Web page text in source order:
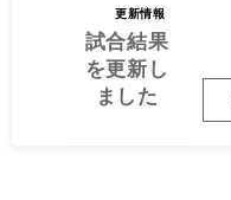
更新情報
試合結果
を更新し
ました